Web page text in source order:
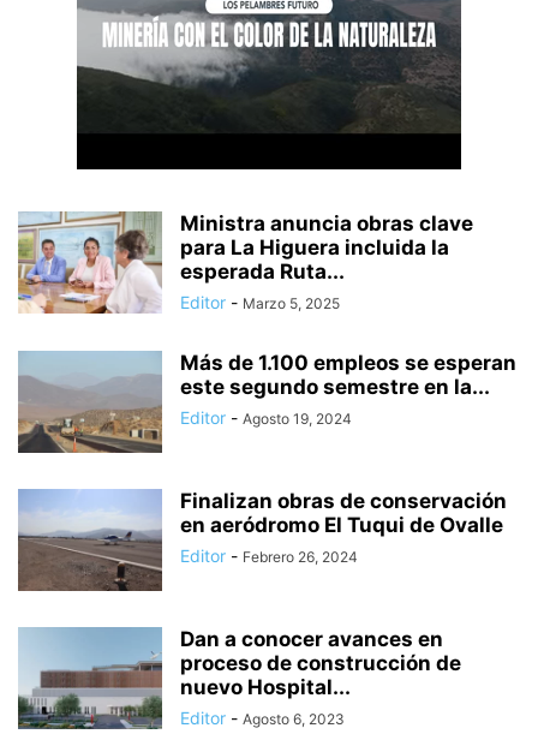
Ministra anuncia obras clave
para La Higuera incluida la
esperada Ruta...
Editor - Marzo 5, 2025
Más de 1.100 empleos se esperan
este segundo semestre en la...
Editor - Agosto 19, 2024
Finalizan obras de conservación
en aeródromo El Tuqui de Ovalle
Editor - Febrero 26, 2024
Dan a conocer avances en
proceso de construcción de
nuevo Hospital...
Editor - Agosto 6, 2023